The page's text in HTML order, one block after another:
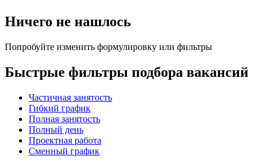
Ничего не нашлось
Попробуйте изменить формулировку или фильтры
Быстрые фильтры подбора вакансий
Частичная занятость
Гибкий график
Полная занятость
Полный день
Проектная работа
Сменный график